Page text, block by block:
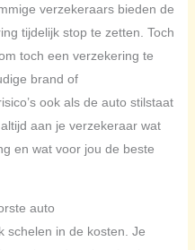
verzekeraars bieden de
tijdelijk stop te zetten. Toch
toch een verzekering te
brand of
ook als de auto stilstaat
aan je verzekeraar wat
en wat voor jou de beste
auto
schelen in de kosten. Je